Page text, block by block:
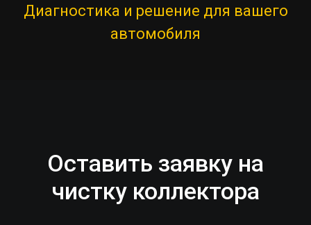
Диагностика и решение для вашего
автомобиля
Оставить заявку на
чистку коллектора